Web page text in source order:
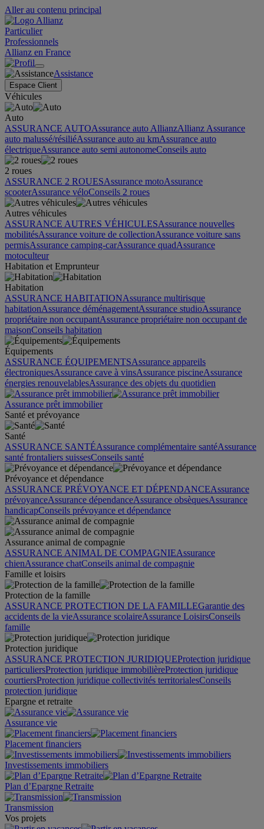
Aller au contenu principal
Particulier
Professionnels
Allianz en France
Assistance
Espace Client
Véhicules
Auto
ASSURANCE AUTOAssurance auto AllianzAllianz Assurance
auto malussé/résiliéAssurance auto au kmAssurance auto
électriqueAssurance auto semi autonomeConseils auto
2 roues
ASSURANCE 2 ROUESAssurance motoAssurance
scooterAssurance véloConseils 2 roues
Autres véhicules
ASSURANCE AUTRES VÉHICULESAssurance nouvelles
mobilitésAssurance voiture de collectionAssurance voiture sans
permisAssurance camping-carAssurance quadAssurance
motoculteur
Habitation et Emprunteur
Habitation
ASSURANCE HABITATIONAssurance multirisque
habitationAssurance déménagementAssurance studioAssurance
propriétaire non occupantAssurance propriétaire non occupant de
maisonConseils habitation
Équipements
ASSURANCE ÉQUIPEMENTSAssurance appareils
électroniquesAssurance cave à vinsAssurance piscineAssurance
énergies renouvelablesAssurance des objets du quotidien
Assurance prêt immobilier
Santé et prévoyance
Santé
ASSURANCE SANTÉAssurance complémentaire santéAssurance
santé frontaliers suissesConseils santé
Prévoyance et dépendance
ASSURANCE PRÉVOYANCE ET DÉPENDANCEAssurance
prévoyanceAssurance dépendanceAssurance obsèquesAssurance
handicapConseils prévoyance et dépendance
Assurance animal de compagnie
ASSURANCE ANIMAL DE COMPAGNIEAssurance
chienAssurance chatConseils animal de compagnie
Famille et loisirs
Protection de la famille
ASSURANCE PROTECTION DE LA FAMILLEGarantie des
accidents de la vieAssurance scolaireAssurance LoisirsConseils
famille
Protection juridique
ASSURANCE PROTECTION JURIDIQUEProtection juridique
particuliersProtection juridique immobilièreProtection juridique
courtiersProtection juridique collectivités territorialesConseils
protection juridique
Epargne et retraite
Assurance vie
Placement financiers
Investissements immobiliers
Plan d’Epargne Retraite
Transmission
Vos projets